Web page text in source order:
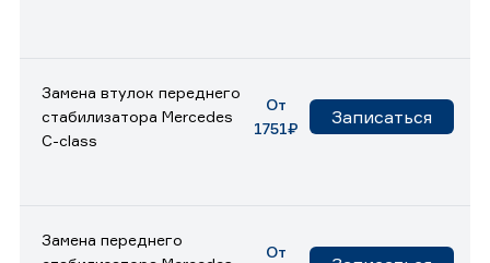
Замена втулок переднего
стабилизатора Mercedes
C-class
От
1751₽
Записаться
Замена переднего
От